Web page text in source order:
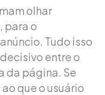
olhar
para o
Tudo isso
entre o
da página. Se
que o usuário